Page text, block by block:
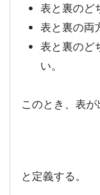
表と裏のど
表と裏の両
表と裏のど
い。
このとき、表が
と定義する。